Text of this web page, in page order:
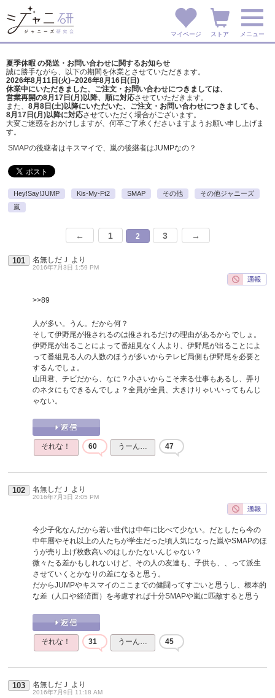
マイページ ストア メニュー
夏季休暇 の発送・お問い合わせに関するお知らせ
誠に勝手ながら、以下の期間を休業とさせていただきます。
2026年8月11日(火)~2026年8月16日(日)
休業中にいただきました、ご注文・お問い合わせにつきましては、
営業再開の8月17日(月)以降、順に対応させていただきます。
また、 8月8日(土)以降にいただいた、ご注文・ お問い合わせにつきましても、
8月17日(月)以降に対応させていただく場合がございます。
大変ご迷惑をおかけしますが、 何卒ご了承くださいますようお願い申し上げま
す。
SMAPの後継者はキスマイで、嵐の後継者はJUMPなの？
Hey!Say!JUMP Kis-My-Ft2 SMAP その他
その他ジャニーズ
嵐
← 1 2 3 →
101 名無しだＪ より
2016年7月3日 1:59 PM
>>89
人が多い。うん。だから何？
そして伊野尾が推されるのは推されるだけの理由があるからでしょ。
伊野尾が出ることによって番組見なく人より、伊野尾が出ることによ
って番組見る人の人数のほうが多いからテレビ局側も伊野尾を必要と
するんでしょ。
山田君、チビだから、なに？小さいからこそ来る仕事もあるし、弄り
のネタにもできるんでしょ？全員が全員、大きけりゃいいってもんじ
ゃない。
それな！ 60 うーん… 47
102 名無しだＪ より
2016年7月3日 2:05 PM
今少子化なんだから若い世代は中年に比べて少ない。だとしたら今の
中年層やそれ以上の人たちが学生だった頃人気になった嵐やSMAPのほ
うが売り上げ枚数高いのはしかたないんじゃない？
微々たる差かもしれないけど、その人の友達も、子供も、、って派生
させていくとかなりの差になると思う。
だからJUMPやキスマイのここまでの健闘ってすごいと思うし、根本的
な差（人口や経済面）を考慮すれば十分SMAPや嵐に匹敵すると思う
それな！ 31 うーん… 45
103 名無しだＪ より
2016年7月9日 11:18 AM